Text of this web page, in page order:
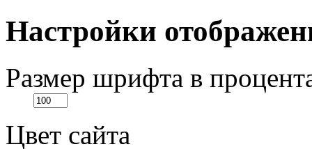
Настройки
Размер шрифта в
Цвет сайта